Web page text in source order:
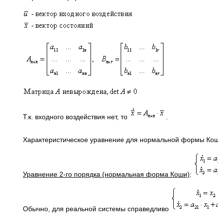
Т.к. входного воздействия нет, то
Характеристическое уравнение для нормальной формы
Уравнение 2-го порядка (нормальная форма Коши):
Обычно, для реальной системы справедливо